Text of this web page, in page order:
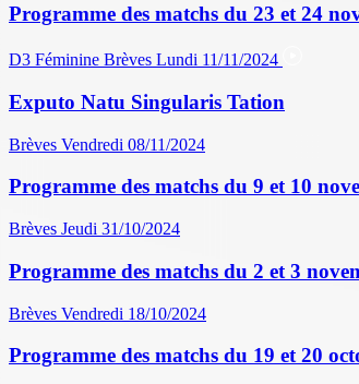
Programme des matchs du 23 et 24
D3 Féminine Brèves Lundi 11/11/2024
Exputo Natu Singularis Tation
Brèves Vendredi 08/11/2024
Programme des matchs du 9 et 10
Brèves Jeudi 31/10/2024
Programme des matchs du 2 et 3
Brèves Vendredi 18/10/2024
Programme des matchs du 19 et 20